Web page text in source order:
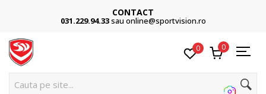
CONTACT
031.229.94.33sau online@sportvision.ro
0 0
Cauta pe site...